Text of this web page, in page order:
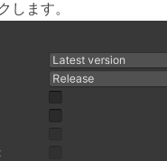
します。